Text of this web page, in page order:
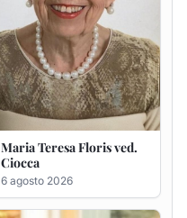
Maria Teresa Floris ved.
Ciocca
6 agosto 2026